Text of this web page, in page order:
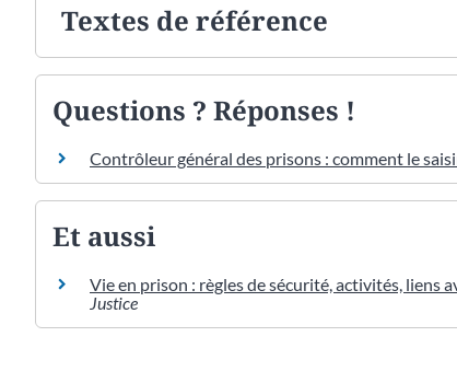
Textes de référence
Questions ? Réponses !
Contrôleur général des prisons : comment le
Et aussi
Vie en prison : règles de sécurité, activités, liens
Justice